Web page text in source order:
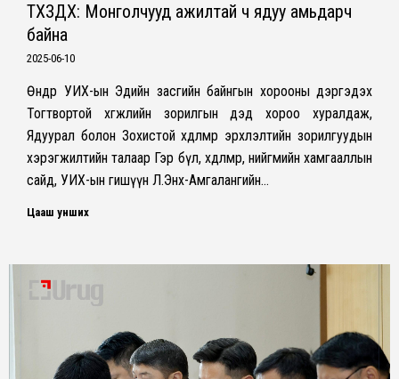
ТХЗДХ: Монголчууд ажилтай ч ядуу амьдарч
байна
2025-06-10
Өнөөдөр УИХ-ын Эдийн засгийн байнгын хорооны дэргэдэх
Тогтвортой хөгжлийн зорилгын дэд хороо хуралдаж,
Ядуурал болон Зохистой хөдөлмөр эрхлэлтийн зорилгуудын
хэрэгжилтийн талаар Гэр бүл, хөдөлмөр, нийгмийн хамгааллын
сайд, УИХ-ын гишүүн Л.Энх-Амгалангийн…
Цааш унших